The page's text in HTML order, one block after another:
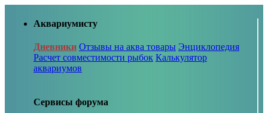
Аквариумисту
Дневники Отзывы на аква товары Энциклопедия
Расчет совместимости рыбок Калькулятор
аквариумов
Сервисы форума